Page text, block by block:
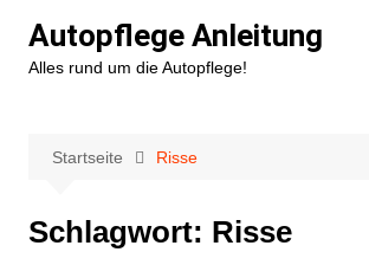
Inhalt
springen
Autopflege Anleitung
Alles rund um die Autopflege!
Startseite Risse
Schlagwort: Risse